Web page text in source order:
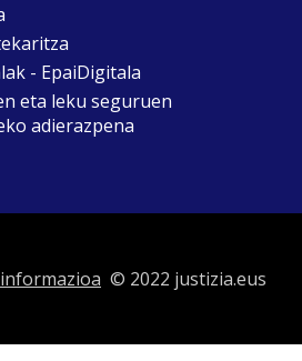
- EpaiDigitala
eta leku seguruen
adierazpena
© 2022 justizia.eus